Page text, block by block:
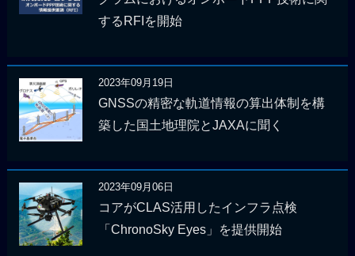
するRFIを開始
2023年09月19日
GNSSの精密な軌道情報の算出体制を構
築した国土地理院とJAXAに聞く
2023年09月06日
コアがCLAS活用したインフラ点検
「ChronoSky Eyes」を提供開始